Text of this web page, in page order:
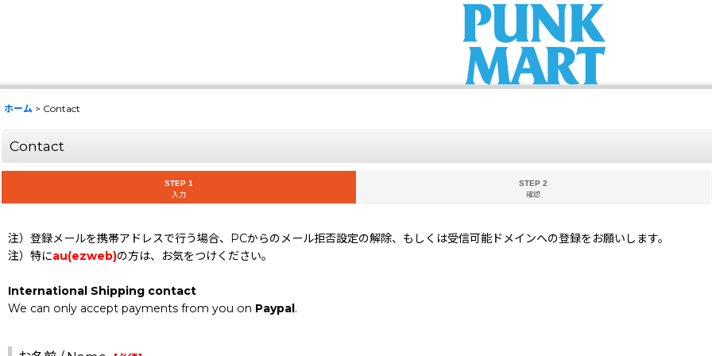
ホーム > Contact
Contact
STEP 1
入力
STEP 2
確認
注）登録メールを携帯アドレスで行う場合、PCからのメール拒否設定の解除、もしくは受信可能ドメインへの登録をお願いします。
注）特にau(ezweb)の方は、お気をつけください。
International Shipping contact
We can only accept payments from you on Paypal.